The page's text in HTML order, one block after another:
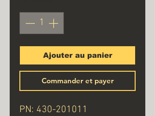
Ajouter au panier
Commander et payer
PN: 430-201011